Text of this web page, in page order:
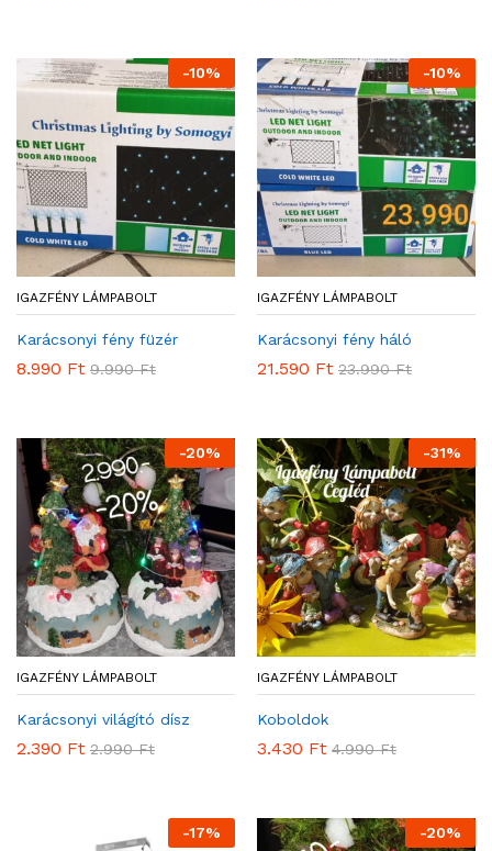
-10%
IGAZFÉNY LÁMPABOLT
Karácsonyi fény füzér
8.990 Ft 9.990Ft
-10%
IGAZFÉNY LÁMPABOLT
Karácsonyi fény háló
21.590 Ft 23.990Ft
-20%
IGAZFÉNY LÁMPABOLT
Karácsonyi világító dísz
2.390 Ft 2.990Ft
-31%
IGAZFÉNY LÁMPABOLT
Koboldok
3.430 Ft 4.990Ft
-17% -20%